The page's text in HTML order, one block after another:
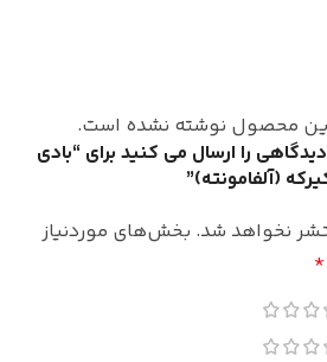
طبع خنک
بهار تابستان
محصول نوشته نشده است.
را ارسال می کنید برای “بادی
(آلفامونته)”
نخواهد شد. بخش‌های موردنیاز
*